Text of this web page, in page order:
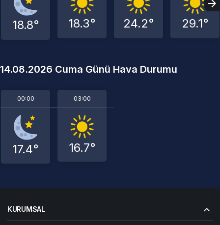
18.8° 18.3° 24.2° 29.1°
14.08.2026 Cuma Günü Hava Durumu
00:00
17.4°
03:00
16.7°
KURUMSAL